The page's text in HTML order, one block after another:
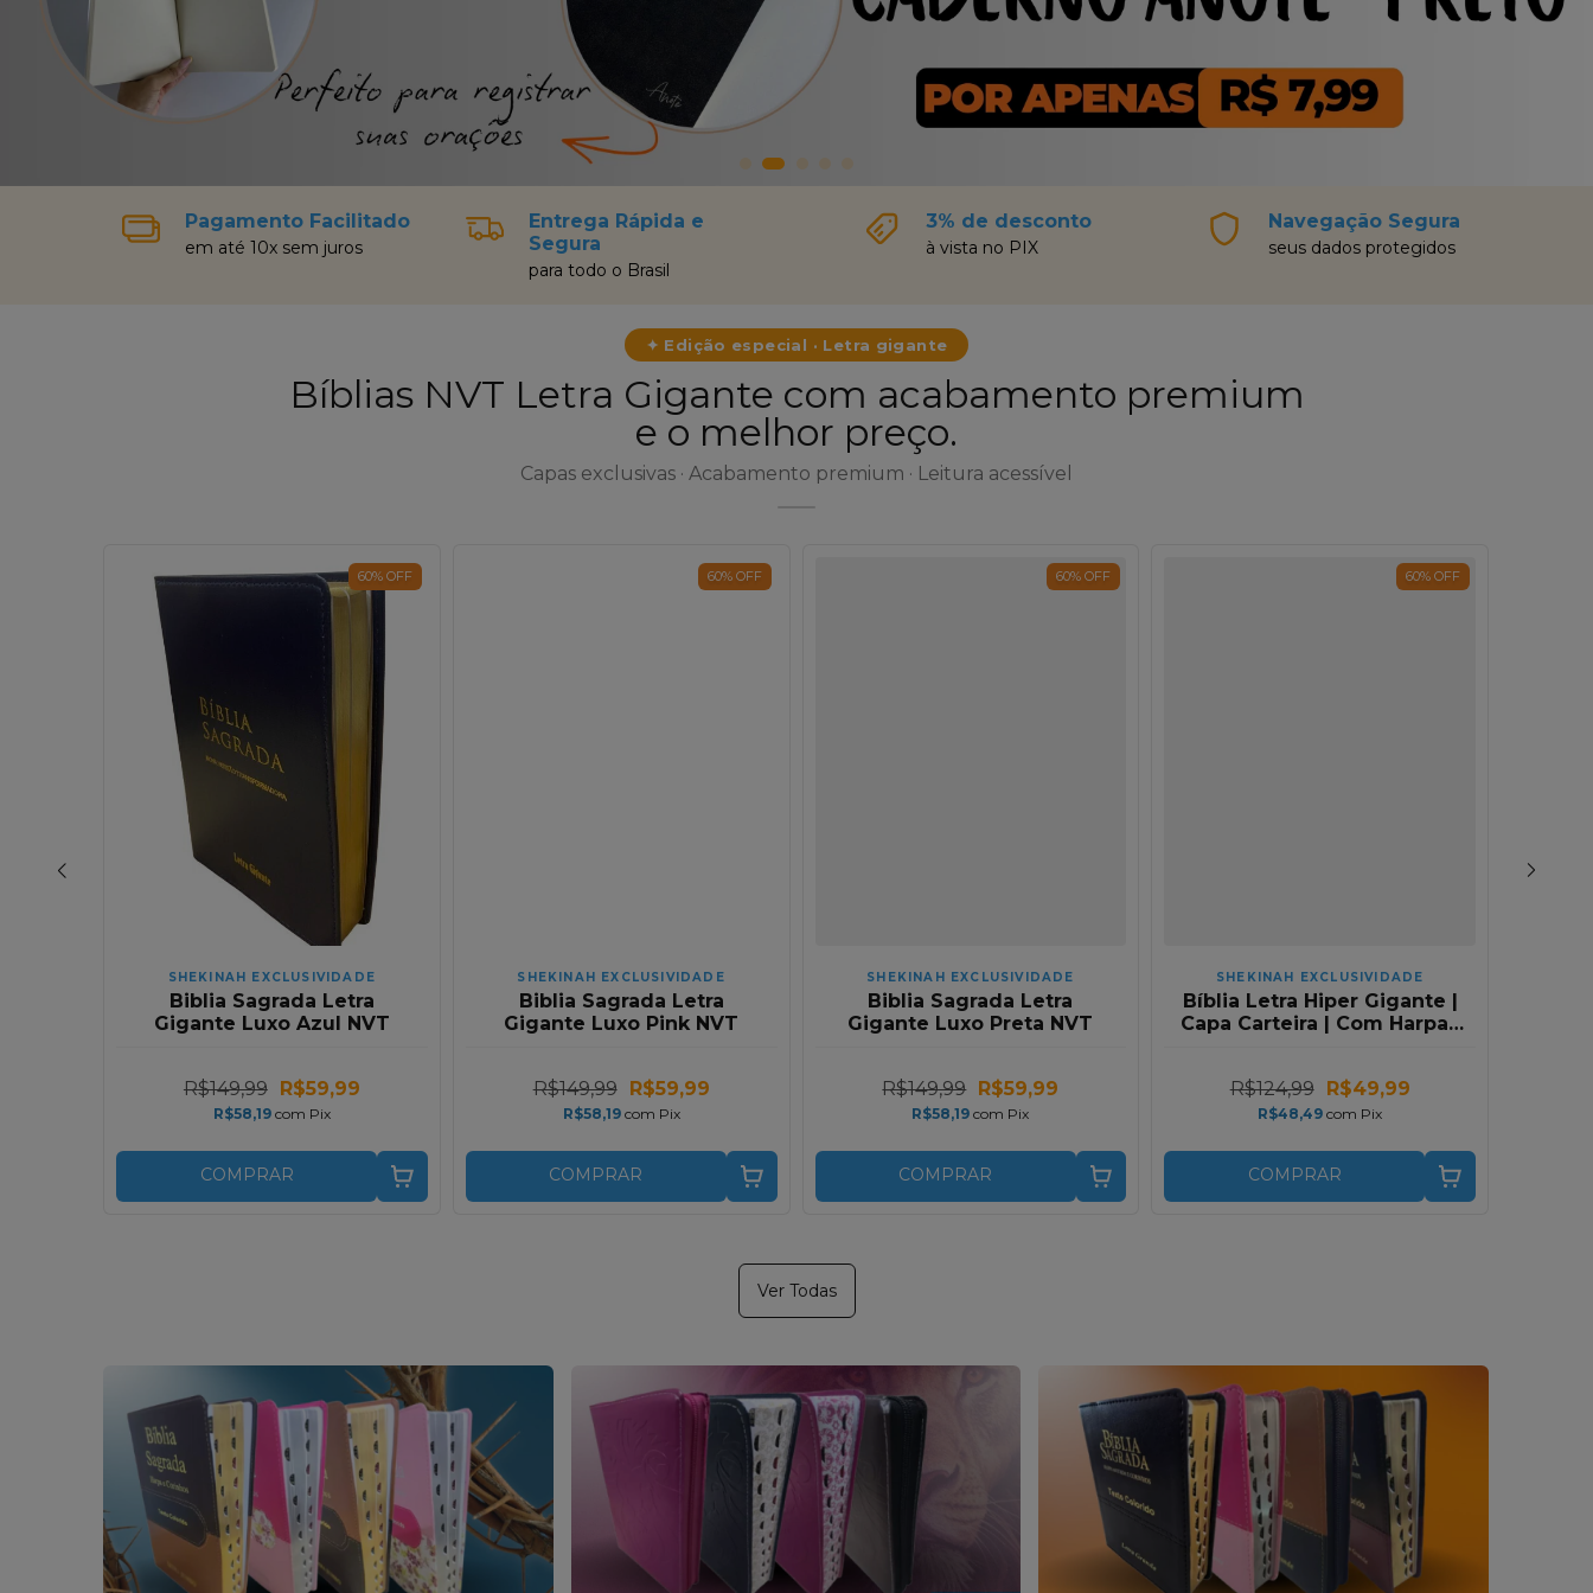
Pagamento Facilitado
em até 10x sem juros
Entrega Rápida e
Segura
para todo o Brasil
3% de desconto
à vista no PIX
Navegação Segura
seus dados protegidos
✦ Edição especial · Letra gigante
Bíblias NVT Letra Gigante com acabamento premium
e o melhor preço.
Capas exclusivas · Acabamento premium · Leitura acessível
60% OFF
SHEKINAH EXCLUSIVIDADE
Biblia Sagrada Letra
Gigante Luxo Azul NVT
R$149,99 R$59,99
R$58,19 com Pix
COMPRAR
60% OFF
SHEKINAH EXCLUSIVIDADE
Biblia Sagrada Letra
Gigante Luxo Pink NVT
R$149,99 R$59,99
R$58,19 com Pix
COMPRAR
60%OFF
SHEKINAH EXCLUSIVIDADE
Biblia Sagrada Letra
Gigante Luxo Preta NVT
R$149,99 R$59,99
R$58,19com Pix
COMPRAR
60% OFF
SHEKINAH EXCLUSIVIDADE
Bíblia Letra Hiper Gigante |
Capa Carteira | Com Harpa |
R$124,99
R$49,99
R$48,49com Pix
COMPRAR
Ver Todas